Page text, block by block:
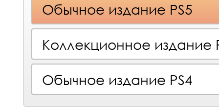
Обычное издание PS5
Коллекционное издание
Обычное издание PS4